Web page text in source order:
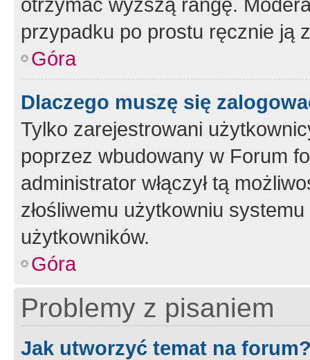
przypadku po prostu ręcznie ją
Góra
Dlaczego muszę się
Tylko zarejestrowani
poprzez wbudowany w Forum
administrator włączył tą
złośliwemu użytkowniu
użytkowników.
Góra
Problemy z pisaniem
Jak utworzyć temat na